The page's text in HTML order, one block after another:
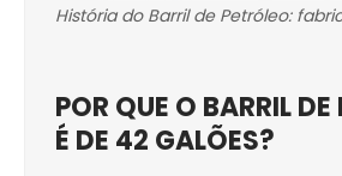
História do Barril de Petróleo:
POR QUE O BARRIL DE
É DE 42 GALÕES?